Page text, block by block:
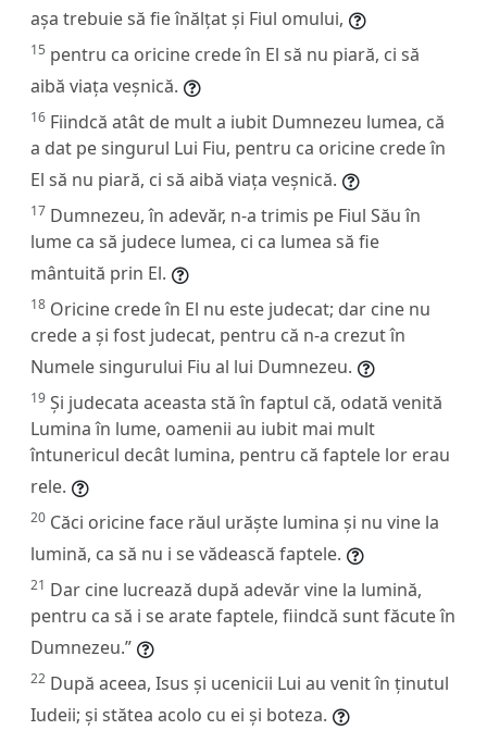
așa trebuie să fie înălțat și Fiul omului,
15 pentru ca oricine crede în El să nu piară, ci să
aibă viața veșnică.
16 Fiindcă atât de mult a iubit Dumnezeu lumea, că
a dat pe singurul Lui Fiu, pentru ca oricine crede în
El să nu piară, ci să aibă viața veșnică.
17 Dumnezeu, în adevăr, n-a trimis pe Fiul Său în
lume ca să judece lumea, ci ca lumea să fie
mântuită prin El.
18 Oricine crede în El nu este judecat; dar cine nu
crede a și fost judecat, pentru că n-a crezut în
Numele singurului Fiu al lui Dumnezeu.
19 Și judecata aceasta stă în faptul că, odată venită
Lumina în lume, oamenii au iubit mai mult
întunericul decât lumina, pentru că faptele lor erau
rele.
20 Căci oricine face răul urăște lumina și nu vine la
lumină, ca să nu i se vădească faptele.
21 Dar cine lucrează după adevăr vine la lumină,
pentru ca să i se arate faptele, fiindcă sunt făcute în
Dumnezeu.”
22 După aceea, Isus și ucenicii Lui au venit în ținutul
Iudeii; și stătea acolo cu ei și boteza.